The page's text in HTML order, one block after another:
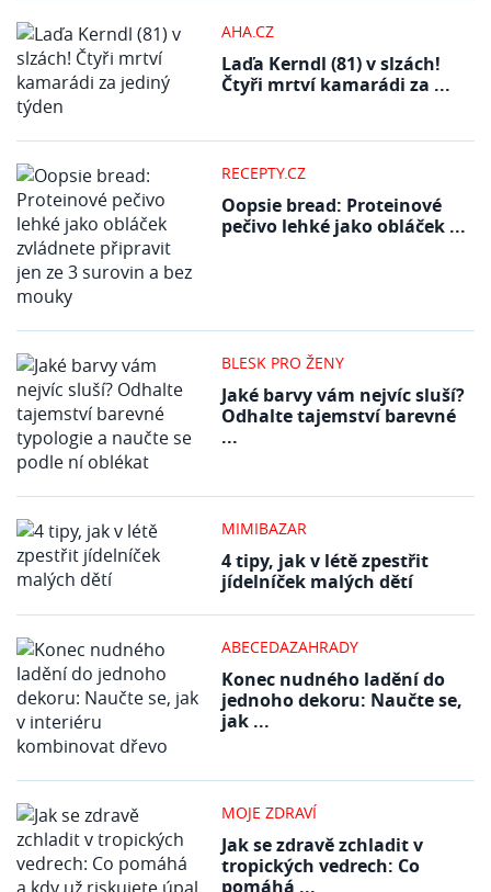
AHA.CZ
Laďa Kerndl (81) v slzách!
Čtyři mrtví kamarádi za ...
RECEPTY.CZ
Oopsie bread: Proteinové
pečivo lehké jako obláček ...
BLESK PRO ŽENY
Jaké barvy vám nejvíc sluší?
Odhalte tajemství barevné
...
MIMIBAZAR
4 tipy, jak v létě zpestřit
jídelníček malých dětí
ABECEDAZAHRADY
Konec nudného ladění do
jednoho dekoru: Naučte se,
jak ...
MOJE ZDRAVÍ
Jak se zdravě zchladit v
tropických vedrech: Co
pomáhá ...